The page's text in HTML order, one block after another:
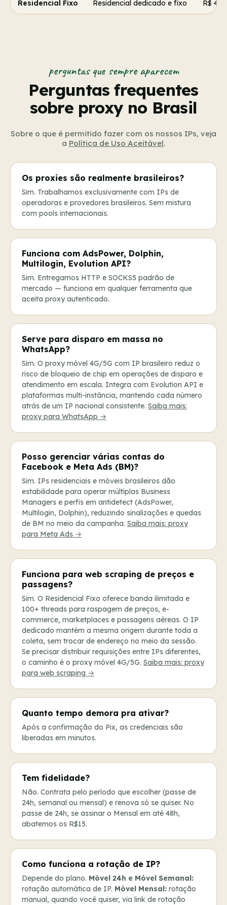
Residencial Fixo Residencial dedicado e fixo R$ 40
perguntas que sempre aparecem
Perguntas frequentes
sobre proxy no Brasil
Sobre o que é permitido fazer com os nossos IPs, veja
a Política de Uso Aceitável.
Os proxies são realmente brasileiros?
Sim. Trabalhamos exclusivamente com IPs de
operadoras e provedores brasileiros. Sem mistura
com pools internacionais.
Funciona com AdsPower, Dolphin,
Multilogin, Evolution API?
Sim. Entregamos HTTP e SOCKS5 padrão de
mercado — funciona em qualquer ferramenta que
aceita proxy autenticado.
Serve para disparo em massa no
WhatsApp?
Sim. O proxy móvel 4G/5G com IP brasileiro reduz o
risco de bloqueio de chip em operações de disparo e
atendimento em escala. Integra com Evolution API e
plataformas multi-instância, mantendo cada número
atrás de um IP nacional consistente. Saiba mais:
proxy para WhatsApp →
Posso gerenciar várias contas do
Facebook e Meta Ads (BM)?
Sim. IPs residenciais e móveis brasileiros dão
estabilidade para operar múltiplas Business
Managers e perfis em antidetect (AdsPower,
Multilogin, Dolphin), reduzindo sinalizações e quedas
de BM no meio da campanha. Saiba mais: proxy
para Meta Ads →
Funciona para web scraping de preços e
passagens?
Sim. O Residencial Fixo oferece banda ilimitada e
100+ threads para raspagem de preços, e-
commerce, marketplaces e passagens aéreas. O IP
dedicado mantém a mesma origem durante toda a
coleta, sem trocar de endereço no meio da sessão.
Se precisar distribuir requisições entre IPs diferentes,
o caminho é o proxy móvel 4G/5G. Saiba mais: proxy
para web scraping →
Quanto tempo demora pra ativar?
Após a confirmação do Pix, as credenciais são
liberadas em minutos.
Tem fidelidade?
Não. Contrata pelo período que escolher (passe de
24h, semanal ou mensal) e renova só se quiser. No
passe de 24h, se assinar o Mensal em até 48h,
abatemos os R$15.
Como funciona a rotação de IP?
Depende do plano. Móvel 24h e Móvel Semanal:
rotação automática de IP. Móvel Mensal: rotação
manual, quando você quiser, via link de rotação